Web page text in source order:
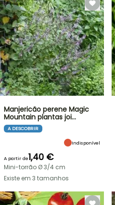
Manjericão perene Magic
Mountain plantas joi…
A DESCOBRIR
Indisponível
A partir de1,40 €
Mini-torrão Ø 3/4 cm
Existe em 3 tamanhos